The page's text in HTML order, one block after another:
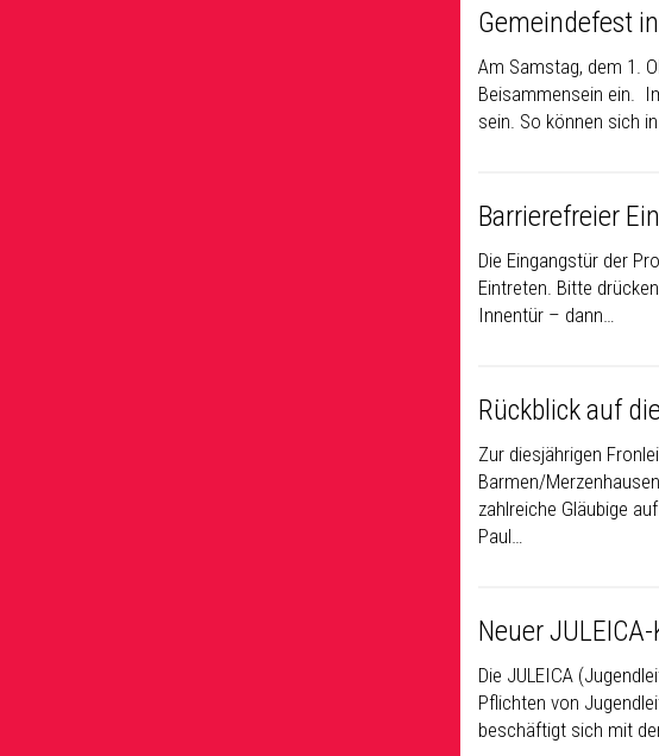
Gemeindefest
Am Samstag, dem 1.
Beisammensein ein.
sein. So können sich
Barrierefreier
Die Eingangstür der
Eintreten. Bitte
Innentür – dann…
Rückblick auf
Zur diesjährigen
Barmen/
zahlreiche Gläubige
Paul…
Neuer
Die JULEICA
Pflichten von
beschäftigt sich mit